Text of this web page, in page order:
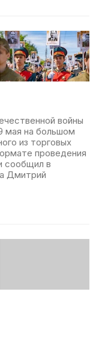
войны
мая на большом
из торговых
проведения
сообщил в
Дмитрий